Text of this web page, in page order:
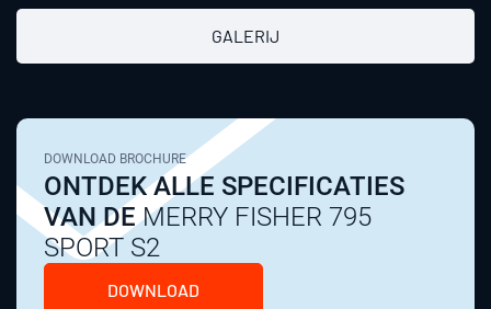
GALERIJ
DOWNLOAD BROCHURE
ONTDEK ALLE SPECIFICATIES
VAN DEMERRY FISHER 795
SPORT S2
DOWNLOAD